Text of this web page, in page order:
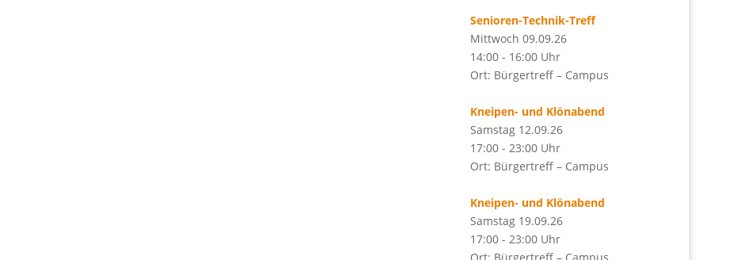
Senioren-Technik-Treff
Mittwoch 09.09.26
14:00 - 16:00 Uhr
Ort: Bürgertreff – Campus
Kneipen- und Klönabend
Samstag 12.09.26
17:00 - 23:00 Uhr
Ort: Bürgertreff – Campus
Kneipen- und Klönabend
Samstag 19.09.26
17:00 - 23:00 Uhr